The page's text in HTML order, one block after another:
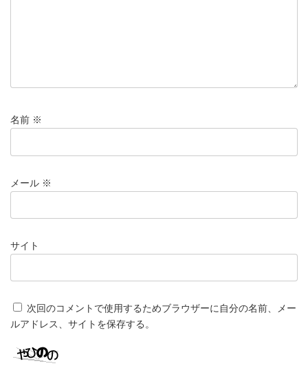
名前 ※
メール ※
サイト
次回のコメントで使用するためブラウザーに自分の名前、メー
ルアドレス、サイトを保存する。